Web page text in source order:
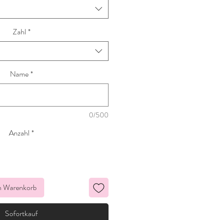
Zahl *
Name*
0/500
Anzahl *
Warenkorb
Sofortkauf